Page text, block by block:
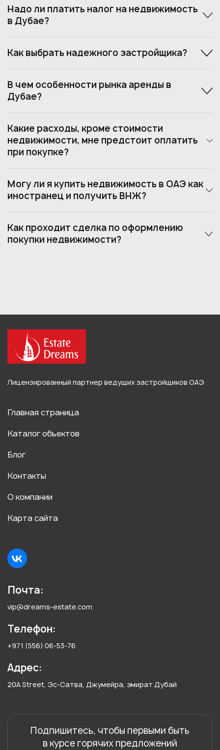
Надо ли платить налог на недвижимость
в Дубае?
Как выбрать надежного застройщика?
В чем особенности рынка аренды в
Дубае?
Какие расходы, кроме стоимости
недвижимости, мне предстоит оплатить
при покупке?
Могу ли я купить недвижимость в ОАЭ как
иностранец и получить ВНЖ?
Как проходит сделка по оформлению
покупки недвижимости?
Лицензированный партнер ведущих застройщиков ОАЭ
Главная страница
Каталог объектов
Блог
Контакты
О компании
Карта сайта
Почта:
vip@dreams-estate.com
Телефон:
+971 (556) 06-53-76
Адрес:
20A Street, Эс-Сатва, Джумейра, эмират Дубай
Подпишитесь, чтобы первыми быть
в курсе горячих предложений